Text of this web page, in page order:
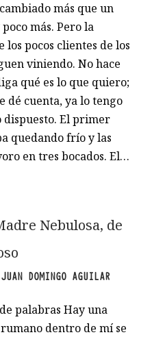
más que un
más. Pero la
los pocos clientes de los
viniendo. No hace
qué es lo que quiero;
dé cuenta, ya lo tengo
dispuesto. El primer
quedando frío y las
en tres bocados. El…
Nebulosa, de
JUAN DOMINGO AGUILAR
palabras Hay una
dentro de mí se